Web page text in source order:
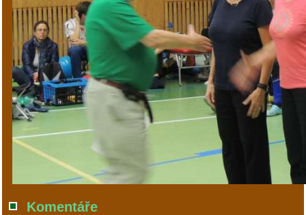
Komentáře